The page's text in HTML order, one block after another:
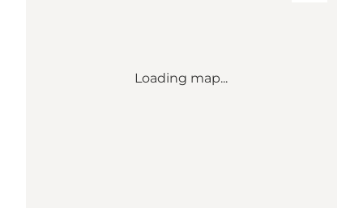
Loading map...